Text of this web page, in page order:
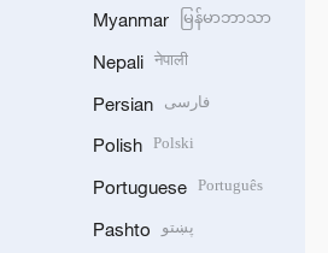
Myanmar မြန်မာဘာသာ
Nepali नेपाली
Persian فارسی
Polish Polski
Portuguese Português
Pashto پښتو